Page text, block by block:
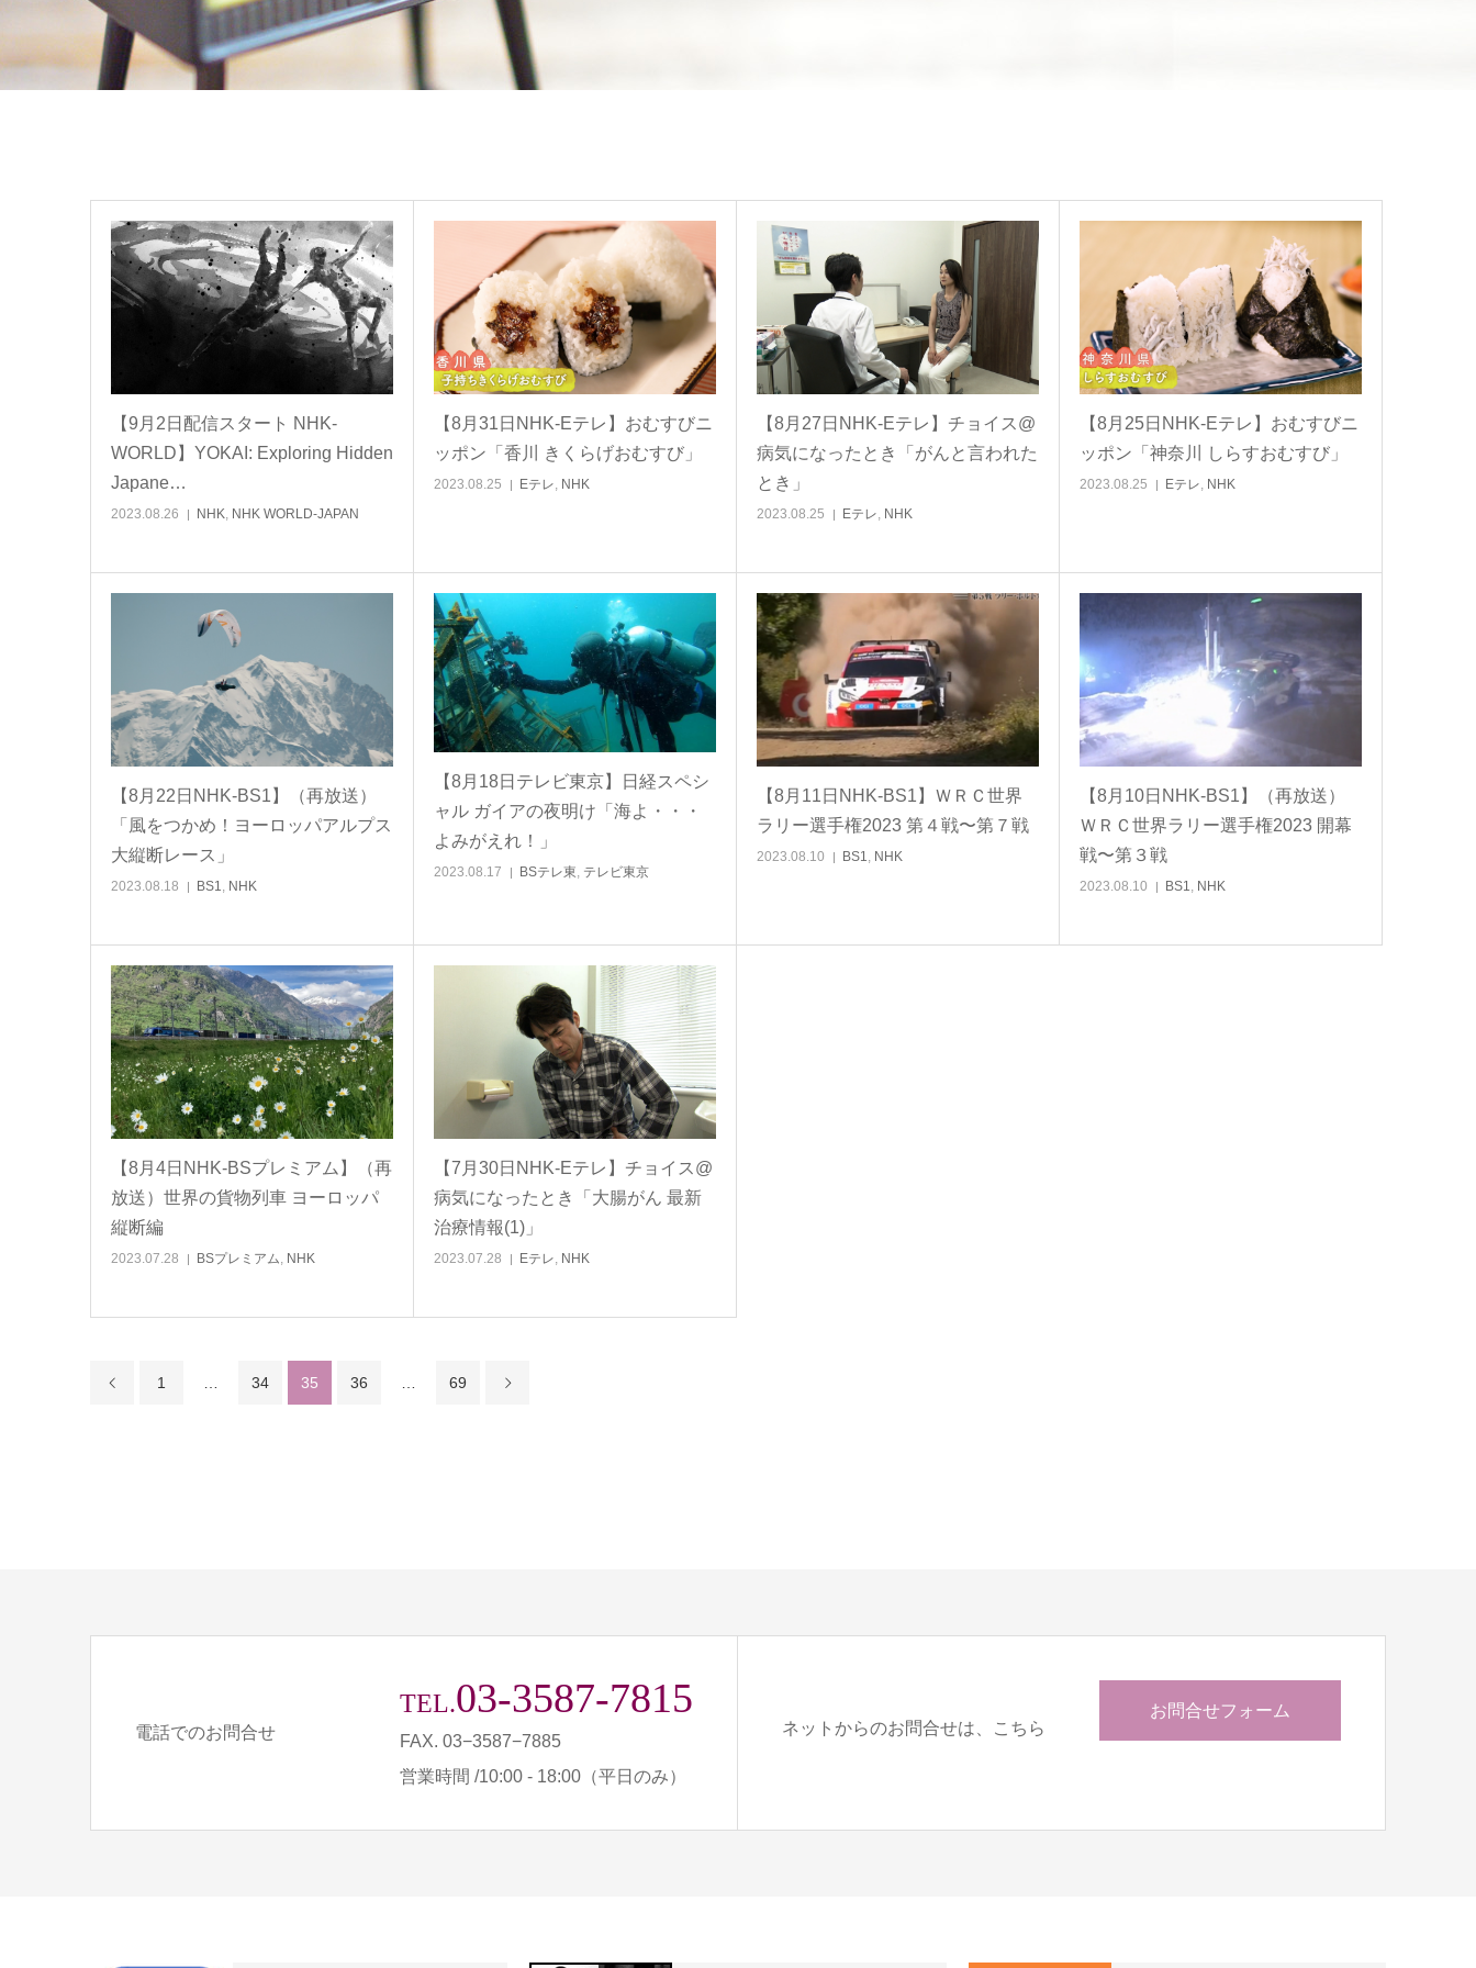
【9月2日配信スタート NHK-
WORLD】YOKAI: Exploring Hidden
Japane…
2023.08.26 NHK, NHK WORLD-JAPAN
【8月31日NHK-Eテレ】おむすびニ
ッポン「香川 きくらげおむすび」
2023.08.25 Eテレ, NHK
【8月27日NHK-Eテレ】チョイス@
病気になったとき「がんと言われた
とき」
2023.08.25 Eテレ, NHK
【8月25日NHK-Eテレ】おむすびニ
ッポン「神奈川 しらすおむすび」
2023.08.25 Eテレ, NHK
【8月22日NHK-BS1】（再放送）
「風をつかめ！ヨーロッパアルプス
大縦断レース」
2023.08.18 BS1, NHK
【8月18日テレビ東京】日経スペシ
ャル ガイアの夜明け「海よ・・・
よみがえれ！」
2023.08.17 BSテレ東 テレビ東京
【8月11日NHK-BS1】ＷＲＣ世界
ラリー選手権2023 第４戦〜第７戦
2023.08.10 BS1, NHK
【8月10日NHK-BS1】（再放送）
ＷＲＣ世界ラリー選手権2023 開幕
戦〜第３戦
2023.08.10 BS1, NHK
【8月4日NHK-BSプレミアム】（再
放送）世界の貨物列車 ヨーロッパ
縦断編
2023.07.28 BSプレミアム, NHK
【7月30日NHK-Eテレ】チョイス@
病気になったとき「大腸がん 最新
治療情報(1)」
2023.07.28 Eテレ, NHK
1 34 35 36 69
電話でのお問合せ
TEL.03-3587-7815
FAX. 03−3587−7885
営業時間 /10:00 - 18:00（平日のみ）
ネットからのお問合せは、こちら
お問合せフォーム